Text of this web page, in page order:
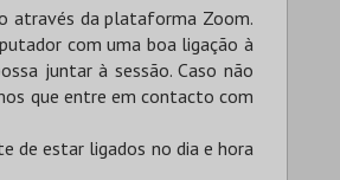
através da plataforma Zoom.
com uma boa ligação à
juntar à sessão. Caso não
que entre em contacto com
de estar ligados no dia e hora